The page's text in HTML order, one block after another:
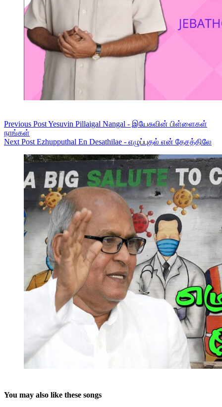
Previous PostYesuvin Pillaigal Nangal - இயேசுவின் பிள்ளைகள்
நாங்கள்
Next Post Ezhupputhal En Desathilae - எழுப்புதல் என் தேசத்திலே
You may also like these songs